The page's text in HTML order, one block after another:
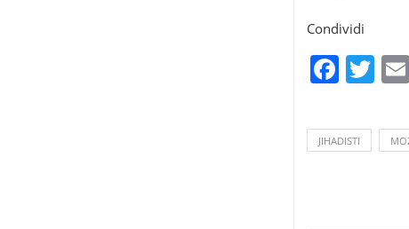
Condividi
JIHADISTI